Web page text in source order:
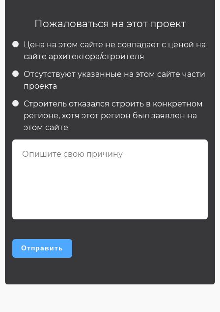
Пожаловаться на этот проект
Цена на этом сайте не совпадает с ценой на
сайте архитектора/строителя
Отсутствуют указанные на этом сайте части
проекта
Строитель отказался строить в конкретном
регионе, хотя этот регион был заявлен на
этом сайте